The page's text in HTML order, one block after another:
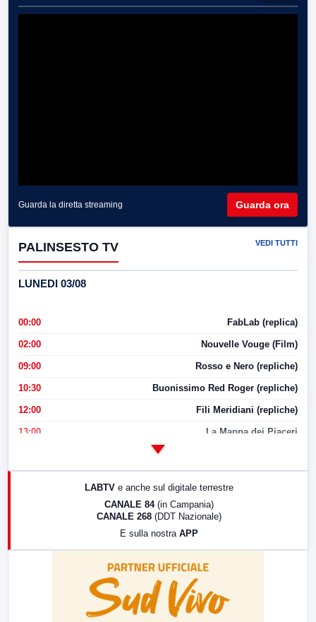
Guarda la diretta streaming Guarda ora
PALINSESTO TV VEDI TUTTI
LUNEDI 03/08
00:00 FabLab (replica)
02:00 Nouvelle Vouge (Film)
09:00 Rosso e Nero (repliche)
10:30 Buonissimo Red Roger (repliche)
12:00 Fili Meridiani (repliche)
13:00 La Mappa dei Piaceri
LABTV e anche sul digitale terrestre
CANALE 84 (in Campania)
CANALE 268 (DDT Nazionale)
E sulla nostra APP